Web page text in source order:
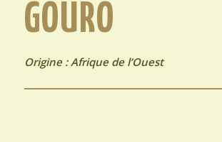
GOURO
Origine : Afrique de l’Ouest